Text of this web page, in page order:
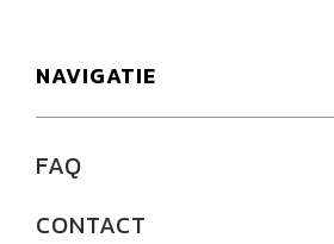
NAVIGATIE
FAQ
CONTACT